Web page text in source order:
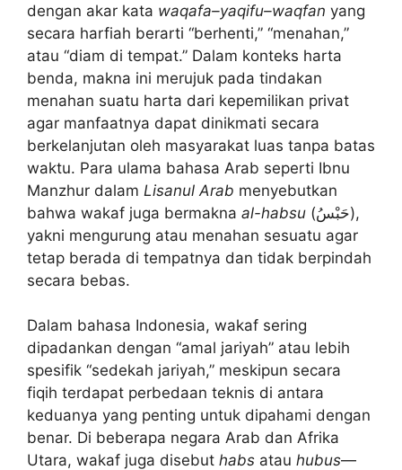
dengan akar kata waqafa–yaqifu–waqfan yang
secara harfiah berarti “berhenti,” “menahan,”
atau “diam di tempat.” Dalam konteks harta
benda, makna ini merujuk pada tindakan
menahan suatu harta dari kepemilikan privat
agar manfaatnya dapat dinikmati secara
berkelanjutan oleh masyarakat luas tanpa batas
waktu. Para ulama bahasa Arab seperti Ibnu
Manzhur dalam Lisanul Arab menyebutkan
bahwa wakaf juga bermakna al-habsu (حَبْسُ),
yakni mengurung atau menahan sesuatu agar
tetap berada di tempatnya dan tidak berpindah
secara bebas.
Dalam bahasa Indonesia, wakaf sering
dipadankan dengan “amal jariyah” atau lebih
spesifik “sedekah jariyah,” meskipun secara
fiqih terdapat perbedaan teknis di antara
keduanya yang penting untuk dipahami dengan
benar. Di beberapa negara Arab dan Afrika
Utara, wakaf juga disebut habs atau hubus—